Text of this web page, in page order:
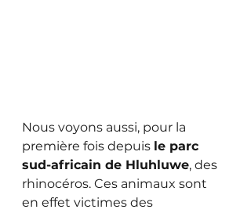
Nous voyons aussi, pour la
première fois depuis le parc
sud-africain de Hluhluwe, des
rhinocéros. Ces animaux sont
en effet victimes des